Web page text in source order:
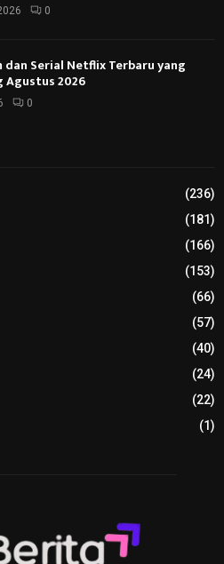
0
dan Serial Netflix Terbaru yang
Agustus 2026
0
(236)
(181)
(166)
(153)
(66)
(57)
(40)
(24)
(22)
(1)